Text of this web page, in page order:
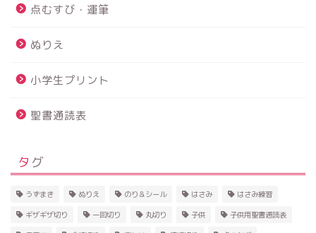
点むすび・運筆
ぬりえ
小学生プリント
聖書通読表
タグ
うずまき ぬりえ のり＆シール はさみ はさみ練習
ギザギザ切り 一回切り 丸切り 子供 子供用聖書通読表